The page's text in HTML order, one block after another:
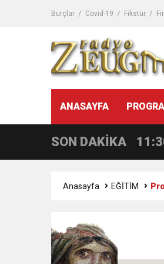
Burçlar Covid-19 Fikstür
ANASAYFA
SON DAKİKA
Anasayfa EĞİTİM